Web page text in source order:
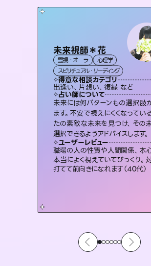
未来視師＊花
霊視・オーラ
心理学
スピリチュアル・リーディング
得意な相談カテゴリ
出逢い、片想い、復縁 など
占い師について
未来には何パターンもの選択肢
ます。不安で視えにくくなってい
たの素敵な未来を見つけ、その
選択できるようアドバイスします。
ユーザーレビュー
職場の人の性質や人間関係、本
本当によく視えていてびっくり。
打てて前向きになれます（40代）
桃源珠羽（とうげんみう）
霊視・オーラ タロット
スピリチュアル・リーディング
得意な相談カテゴリ
片想い、あの人の気持ち、復
占い師について
恋愛のお悩みの中でも特に「
係」の相談を得意としており、
恋人未満なお相手との今後や
寧に読み解き恋愛成就へと導き
ユーザーレビュー
鑑定していただいてアドバイス
動すると仲が復活してきました
とうございました（40代 女性）
おう 霊感オラクル
霊視・オーラ
オラクルカード
得意な相談カテゴリ
恋愛総合、あの人の気持ち
占い師について
霊視×オラクルカードを使っ
「未来」そして「気になる
ち」まで丁寧に読み解き、
ントを優しく引き出します。
ユーザーレビュー
不安な気持ちが嘘みたいに
た…！よく視えていらっしゃ
感じました（40代 女性）
彗望（すいぼう
霊視・オーラ
スピリチュアル・リーディング
得意な相談カテゴリ
片想い、あの人の気持ち
占い師について
3,700年以上の歴史を持つ東洋最古の占術「易占」で詳細まで占い、幸せへ向かう道筋を示します。厳しい結果にも具体的な対策
ユーザーレビュー
複雑な背景もしっかり聞い
いただけました。気持ちが
た（50代 女性）
セラピスト理恵
霊視・オーラ
スピリチュアル・リーディ
得意な相談カテゴリ
片想い、二人の未来、
占い師について
連絡再開、復縁、成就
多数。セラピストとし
験があるからこそできる
い未来をサポートします
ユーザーレビュー
とても心温まる鑑定でした
らは何も言っていないのに
しゃるんだなと驚きです（
アイリス -iris-
西洋占星術 タロット
ルーン
得意な相談カテゴ
恋愛総合、片想い、
占い師について
復縁、恋愛、不倫の行
思い、仕事関係や借金
いことや心の負担にな
紐解き、背中をそっと押し
ユーザーレビュー
安心感のあり、言い切っ
さない鑑定のおかげで、
持ちを整えられます（30